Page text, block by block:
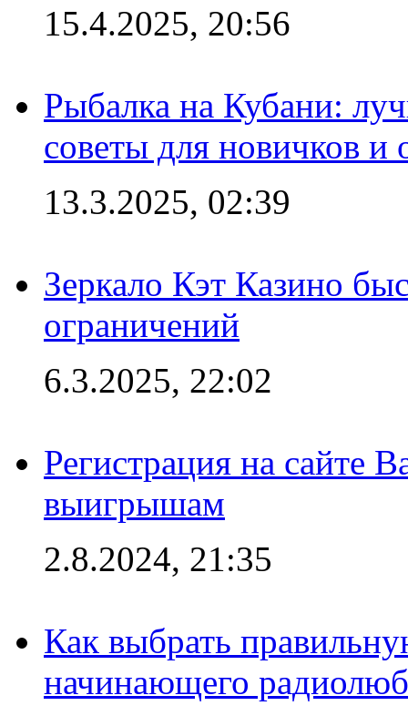
15.4.2025, 20:56
Рыбалка на Кубани:
советы для новичков
13.3.2025, 02:39
Зеркало Кэт Казино
ограничений
6.3.2025, 22:02
Регистрация на сайте
выигрышам
2.8.2024, 21:35
Как выбрать
начинающего